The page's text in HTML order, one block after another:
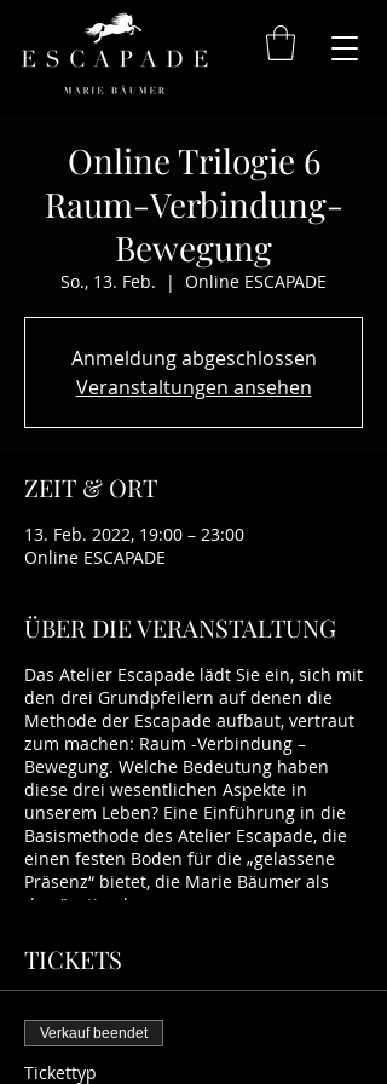
Online Trilogie 6
Raum-Verbindung-
Bewegung
So., 13. Feb.
  |
Online ESCAPADE
Anmeldung abgeschlossen
Veranstaltungen ansehen
ZEIT & ORT
13. Feb. 2022, 19:00 – 23:00
Online ESCAPADE
ÜBER DIE VERANSTALTUNG
Das Atelier Escapade lädt Sie ein, sich mit
den drei Grundpfeilern auf denen die
Methode der Escapade aufbaut, vertraut
zum machen: Raum -Verbindung –
Bewegung. Welche Bedeutung haben
diese drei wesentlichen Aspekte in
unserem Leben? Eine Einführung in die
Basismethode des Atelier Escapade, die
einen festen Boden für die „gelassene
Präsenz“ bietet, die Marie Bäumer als
den "optimalen
Termine:
15.November 2022
25.November 2022
TICKETS
Verkauf beendet
Tickettyp